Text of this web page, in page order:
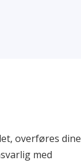
overføres dine
med